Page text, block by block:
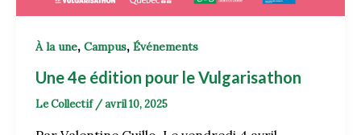
À la une, Campus, Événements
Une 4e édition pour le Vulgarisathon
Le Collectif /avril 10, 2025